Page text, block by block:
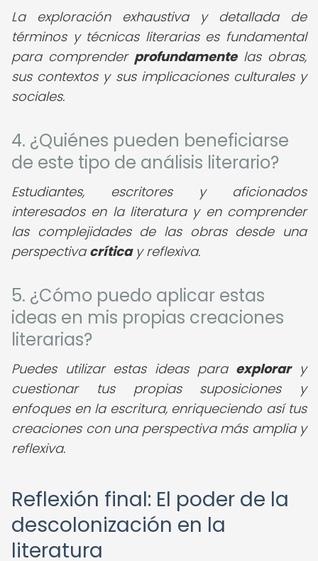
La exploración exhaustiva y detallada de
términos y técnicas literarias es fundamental
para comprender profundamentelas obras,
sus contextos y sus implicaciones culturales y
sociales.
4. ¿Quiénes pueden beneficiarse
de este tipo de análisis literario?
Estudiantes, escritores y aficionados
interesados en la literatura y en comprender
las complejidades de las obras desde una
perspectiva críticay reflexiva.
5. ¿Cómo puedo aplicar estas
ideas en mis propias creaciones
literarias?
Puedes utilizar estas ideas para explorary
cuestionar tus propias suposiciones y
enfoques en la escritura, enriqueciendo así tus
creaciones con una perspectiva más amplia y
reflexiva.
Reflexión final: El poder de la
descolonización en la
literatura